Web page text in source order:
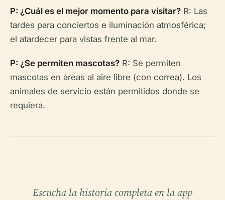
P: ¿Cuál es el mejor momento para visitar? R: Las
tardes para conciertos e iluminación atmosférica;
el atardecer para vistas frente al mar.
P: ¿Se permiten mascotas? R: Se permiten
mascotas en áreas al aire libre (con correa). Los
animales de servicio están permitidos donde se
requiera.
Escucha la historia completa en la app